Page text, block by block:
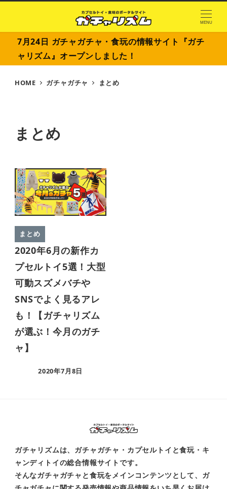
MENU
7月24日 ガチャガチャ・食玩の情報サイト『ガチ
ャリズム』オープンしました！
HOME ガチャガチャ まとめ
まとめ
まとめ
2020年6月の新作カ
プセルトイ5選！大型
可動スズメバチや
SNSでよく見るアレ
も！【ガチャリズム
が選ぶ！今月のガチ
ャ】
2020年7月8日
ガチャリズムは、ガチャガチャ・カプセルトイと食玩・キ
ャンディトイの総合情報サイトです。
そんなガチャガチャと食玩をメインコンテンツとして、ガ